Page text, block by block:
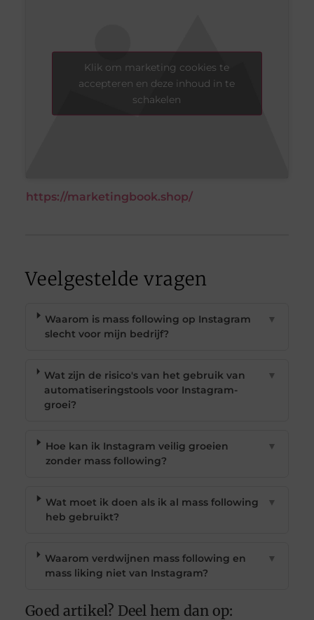
Klik om marketing cookies te
accepteren en deze inhoud in te
schakelen
https://marketingbook.shop/
Veelgestelde vragen
Waarom is mass following op Instagram
slecht voor mijn bedrijf?
▼
Wat zijn de risico's van het gebruik van
automatiseringstools voor Instagram-
groei?
▼
Hoe kan ik Instagram veilig groeien
zonder mass following?
▼
Wat moet ik doen als ik al mass following
heb gebruikt?
▼
Waarom verdwijnen mass following en
mass liking niet van Instagram?
▼
Goed artikel? Deel hem dan op: